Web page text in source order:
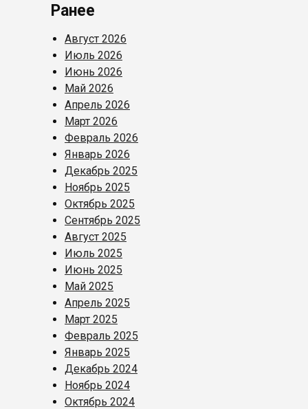
Ранее
Август 2026
Июль 2026
Июнь 2026
Май 2026
Апрель 2026
Март 2026
Февраль 2026
Январь 2026
Декабрь 2025
Ноябрь 2025
Октябрь 2025
Сентябрь 2025
Август 2025
Июль 2025
Июнь 2025
Май 2025
Апрель 2025
Март 2025
Февраль 2025
Январь 2025
Декабрь 2024
Ноябрь 2024
Октябрь 2024